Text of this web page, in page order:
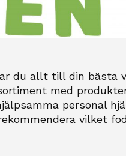
du allt till din bästa
med
personal
vilket